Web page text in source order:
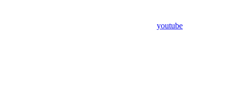
youtube